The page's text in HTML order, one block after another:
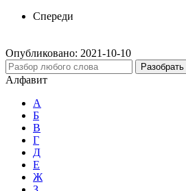
Спереди
Опубликовано: 2021-10-10
Разобрать
Алфавит
А
Б
В
Г
Д
Е
Ж